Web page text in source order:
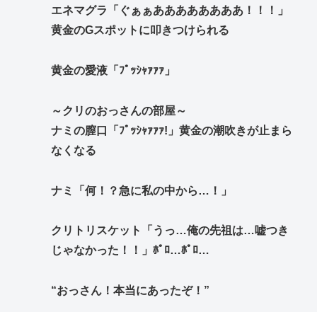
エネマグラ「ぐぁぁああああああああ！！！」
黄金のGスポットに叩きつけられる
黄金の愛液「ﾌﾟｯｼｬｧｧｧ」
～クリのおっさんの部屋～
ナミの膣口「ﾌﾟｯｼｬｧｧｧ!」黄金の潮吹きが止まら
なくなる
ナミ「何！？急に私の中から…！」
クリトリスケット「うっ…俺の先祖は…嘘つき
じゃなかった！！」ﾎﾟﾛ…ﾎﾟﾛ…
“おっさん！本当にあったぞ！”